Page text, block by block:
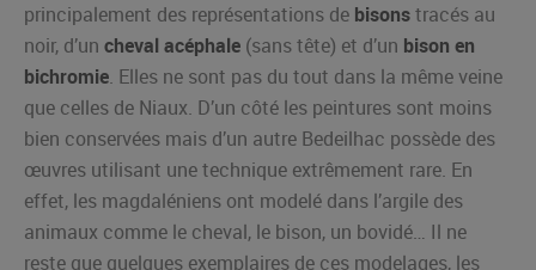
principalement des représentations de bisonstracés au
noir, d’un cheval acéphale (sans tête) et d’un bison en
bichromie. Elles ne sont pas du tout dans la même veine
que celles de Niaux. D’un côté les peintures sont moins
bien conservées mais d’un autre Bedeilhac possède des
œuvres utilisant une technique extrêmement rare. En
effet, les magdaléniens ont modelé dans l’argile des
animaux comme le cheval, le bison, un bovidé… Il ne
reste que quelques exemplaires de ces modelages, les